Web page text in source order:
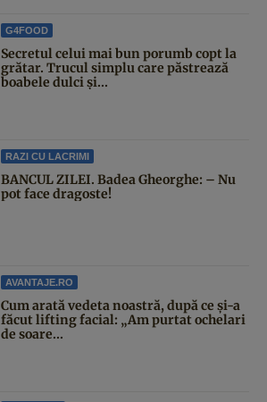
G4FOOD
Secretul celui mai bun porumb copt la
grătar. Trucul simplu care păstrează
boabele dulci și...
RAZI CU LACRIMI
BANCUL ZILEI. Badea Gheorghe: – Nu
pot face dragoste!
AVANTAJE.RO
Cum arată vedeta noastră, după ce și-a
făcut lifting facial: „Am purtat ochelari
de soare...